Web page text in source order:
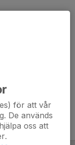
för att vår
De används
oss att